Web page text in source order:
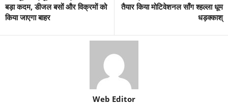
बड़ा कदम, डीजल बसों और विक्रमों को
किया जाएगा बाहर
तैयार किया मोटिवेशनल सॉंग श्हल्ला धूम
धड़क्काश्
Web Editor